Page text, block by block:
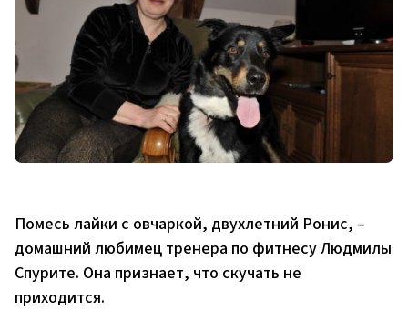
Помесь лайки с овчаркой, двухлетний Ронис, –
домашний любимец тренера по фитнесу Людмилы
Спурите. Она признает, что скучать не
приходится.